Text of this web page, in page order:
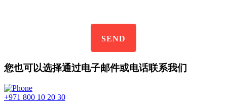
您也可以选择通过电子邮件或电话联系我们
+971 800 10 20 30